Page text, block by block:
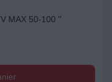
MAX 50-100 ''